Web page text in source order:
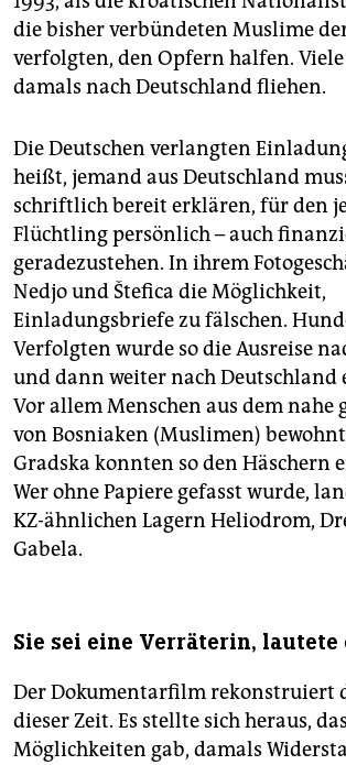
die bisher verbündeten Muslime
verfolgten, den Opfern halfen.
damals nach Deutschland fliehen.
Die Deutschen verlangten
heißt, jemand aus Deutschland
schriftlich bereit erklären, für den
Flüchtling persönlich – auch
geradezustehen. In ihrem
Nedjo und Štefica die Möglichkeit,
Einladungsbriefe zu fälschen.
Verfolgten wurde so die Ausreise
und dann weiter nach Deutschland
Vor allem Menschen aus dem nahe
von Bosniaken (Muslimen)
Gradska konnten so den Häschern
Wer ohne Papiere gefasst wurde,
KZ-ähnlichen Lagern Heliodrom,
Gabela.
Sie sei eine Verräterin,
Der Dokumentarfilm rekonstruiert
dieser Zeit. Es stellte sich heraus,
Möglichkeiten gab, damals